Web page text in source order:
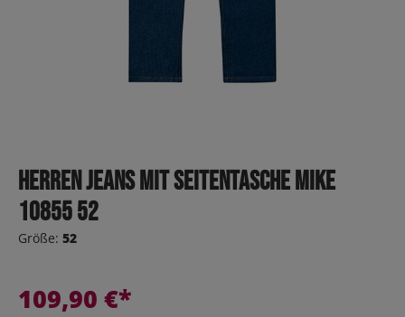
Herren Jeans mit Seitentasche Mike
10855 52
Größe: 52
109,90 €*